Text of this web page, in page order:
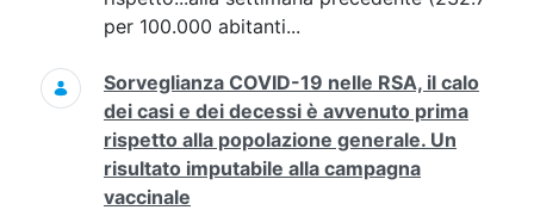
per 100.000 abitanti...
Sorveglianza COVID-19 nelle RSA, il calo
dei casi e dei decessi è avvenuto prima
rispetto alla popolazione generale. Un
risultato imputabile alla campagna
vaccinale